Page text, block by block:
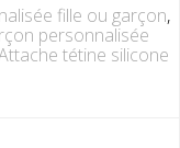
fille ou garçon,
personnalisée
tétine silicone